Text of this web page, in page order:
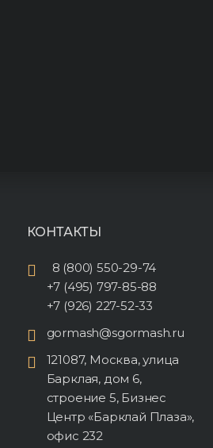
КОНТАКТЫ
8 (800) 550-29-74
+7 (495) 797-85-88
+7 (926) 227-52-33
gormash@sgormash.ru
121087, Москва, улица
Барклая, дом 6,
строение 5, Бизнес
Центр «Барклай Плаза»,
офис 232